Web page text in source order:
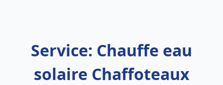
Service: Chauffe eau
solaire Chaffoteaux